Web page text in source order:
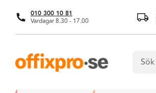
010 300 10 81
Vardagar 8.30 - 17.00